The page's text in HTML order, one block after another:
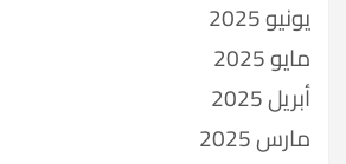
يونيو 2025
مايو 2025
أبريل 2025
مارس 2025